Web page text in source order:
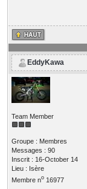
EddyKawa
Team Member
Groupe : Membres
Messages : 90
Inscrit : 16-October 14
Lieu : Isère
Membre no16977